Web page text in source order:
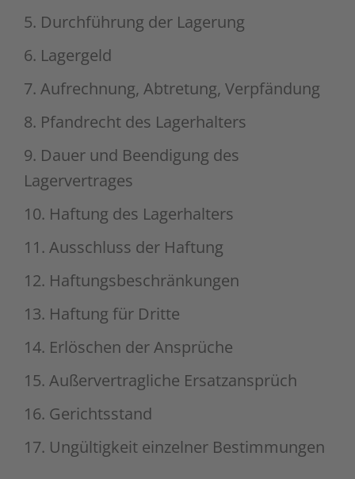
5. Durchführung der Lagerung
6. Lagergeld
7. Aufrechnung, Abtretung, Verpfändung
8. Pfandrecht des Lagerhalters
9. Dauer und Beendigung des
Lagervertrages
10. Haftung des Lagerhalters
11. Ausschluss der Haftung
12. Haftungsbeschränkungen
13. Haftung für Dritte
14. Erlöschen der Ansprüche
15. Außervertragliche Ersatzansprüch
16. Gerichtsstand
17. Ungültigkeit einzelner Bestimmungen